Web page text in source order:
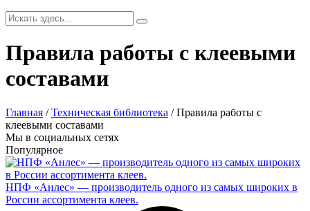
Правила работы с клеевыми
составами
Главная / Техническая библиотека / Правила работы с
клеевыми составами
Мы в социальных сетях
Популярное
НПФ «Анлес» — производитель одного из самых широких в
России ассортимента клеев.